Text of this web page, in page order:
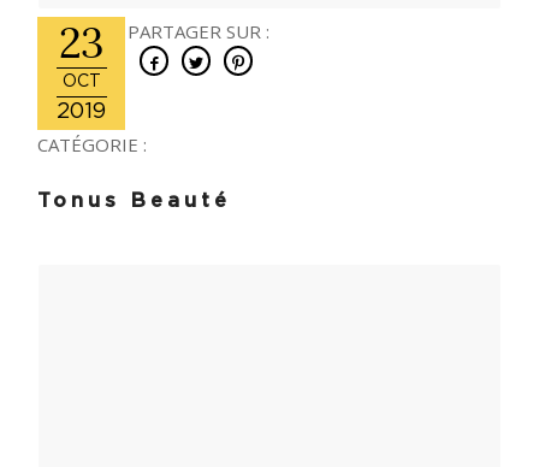
23
OCT
2019
PARTAGER SUR :
CATÉGORIE :
Tonus Beauté